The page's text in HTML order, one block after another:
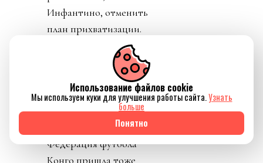
Инфантино, отменить
план прихватизации.
Опять смотрим что
такое «газлайтинг», а
равно и рассматриваем
подборку стран: Катар,
ОАЭ, Бутан, Шри
Ланка, Марокко.
Федерация футбола
Конго пришла тоже
Использование файлов cookie
Мы используем куки для улучшения работы сайта.Узнать
больше
Понятно